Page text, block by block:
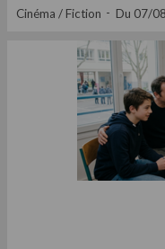
Cinéma / Fiction Du 07/